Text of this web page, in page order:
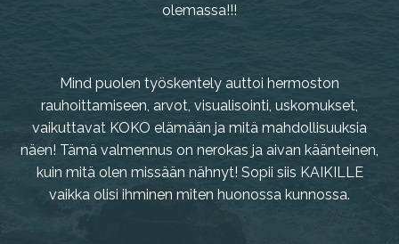
olemassa!!!
Mind puolen työskentely auttoi hermoston
rauhoittamiseen, arvot, visualisointi, uskomukset,
vaikuttavat KOKO elämään ja mitä mahdollisuuksia
näen! Tämä valmennus on nerokas ja aivan käänteinen,
kuin mitä olen missään nähnyt! Sopii siis KAIKILLE
vaikka olisi ihminen miten huonossa kunnossa.